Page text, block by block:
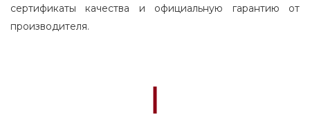
сертификаты качества и официальную гарантию от
производителя.